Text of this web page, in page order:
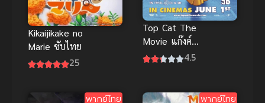
Kikaijikake no
Marie ซับไทย
25
Top Cat The
Movie แก๊งค์
เหมียวป่วน
แมวแสนซน
4.5
พากย์ไทย พากย์ไทย